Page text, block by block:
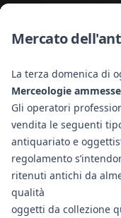
Mercato
La terza domenica di
Merceologie ammesse
Gli operatori
vendita le seguenti
antiquariato e
regolamento
ritenuti antichi da
qualità
oggetti da collezione